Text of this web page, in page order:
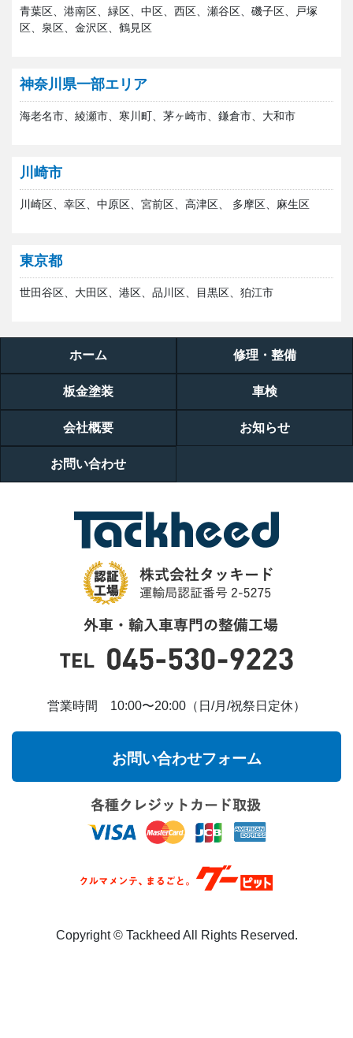
青葉区、港南区、緑区、中区、西区、瀬谷区、磯子区、戸塚
区、泉区、金沢区、鶴見区
神奈川県一部エリア
海老名市、綾瀬市、寒川町、茅ヶ崎市、鎌倉市、大和市
川崎市
川崎区、幸区、中原区、宮前区、高津区、 多摩区、麻生区
東京都
世田谷区、大田区、港区、品川区、目黒区、狛江市
営業時間 10:00〜20:00（日/月/祝祭日定休）
お問い合わせフォーム
Copyright ©︎ Tackheed All Rights Reserved.
ホーム 修理・整備
板金塗装 車検
会社概要 お知らせ
お問い合わせ